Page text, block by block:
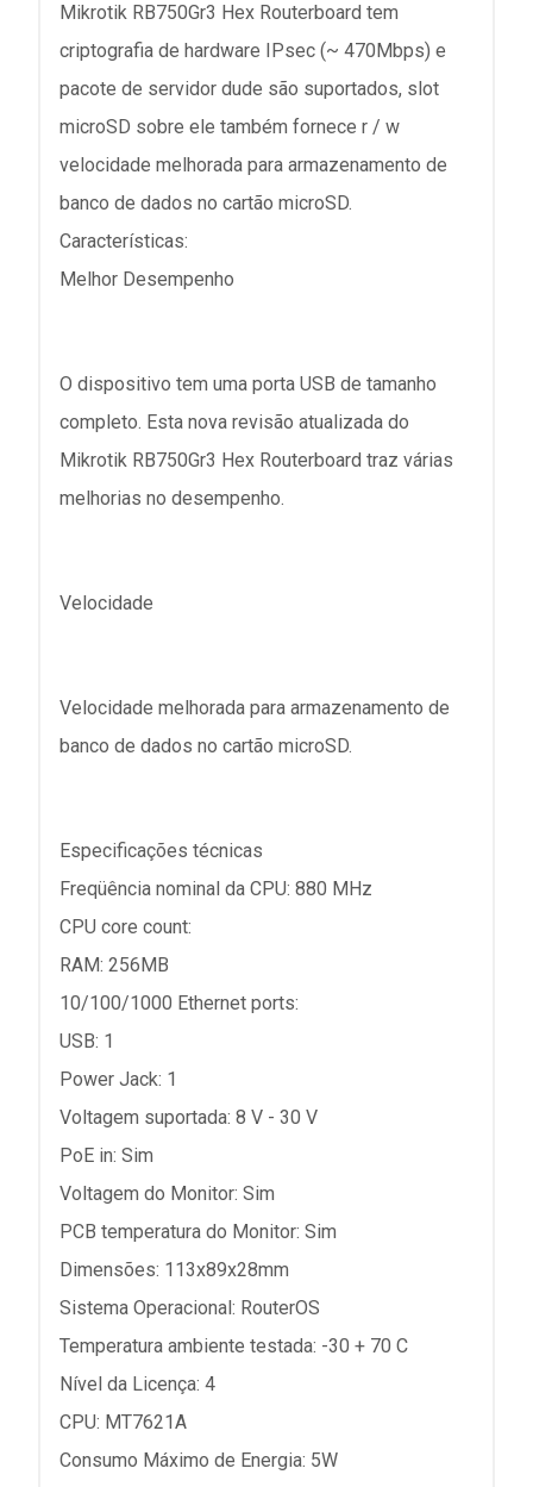
Mikrotik RB750Gr3 Hex Routerboard tem
criptografia de hardware IPsec (~ 470Mbps) e
pacote de servidor dude são suportados, slot
microSD sobre ele também fornece r / w
velocidade melhorada para armazenamento de
banco de dados no cartão microSD.
Características:
Melhor Desempenho
O dispositivo tem uma porta USB de tamanho
completo. Esta nova revisão atualizada do
Mikrotik RB750Gr3 Hex Routerboard traz várias
melhorias no desempenho.
Velocidade
Velocidade melhorada para armazenamento de
banco de dados no cartão microSD.
Especificações técnicas
Freqüência nominal da CPU: 880 MHz
CPU core count:
RAM: 256MB
10/100/1000 Ethernet ports:
USB: 1
Power Jack: 1
Voltagem suportada: 8 V - 30 V
PoE in: Sim
Voltagem do Monitor: Sim
PCB temperatura do Monitor: Sim
Dimensões: 113x89x28mm
Sistema Operacional: RouterOS
Temperatura ambiente testada: -30 + 70 C
Nível da Licença: 4
CPU: MT7621A
Consumo Máximo de Energia: 5W